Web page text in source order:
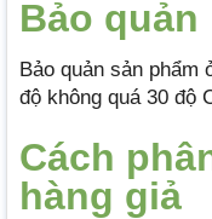
Bảo quản
Bảo quản sản phẩm
độ không quá 30 độ
Cách
hàng giả